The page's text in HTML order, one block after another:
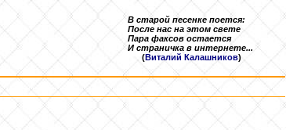
В старой песенке поется:
После нас на этом свете
Пара факсов остается
И страничка в интернете...
(Виталий Калашников)